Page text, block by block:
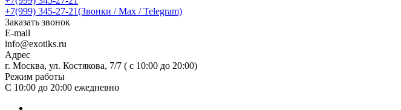
+7(999) 345-27-21(Звонки / Max / Telegram)
Заказать звонок
E-mail
info@exotiks.ru
Адрес
г. Москва, ул. Костякова, 7/7 ( с 10:00 до 20:00)
Режим работы
С 10:00 до 20:00 ежедневно